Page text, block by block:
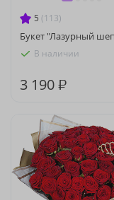
5 (113)
Букет "Лазурный
В наличии
3 190 ₽